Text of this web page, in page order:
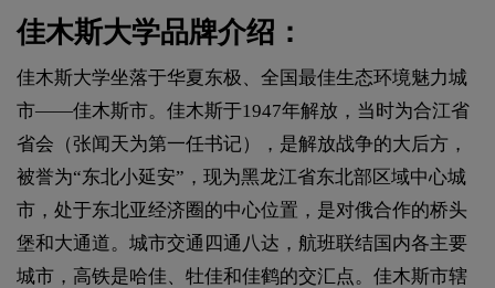
佳木斯大学品牌介绍：
佳木斯大学坐落于华夏东极、全国最佳生态环境魅力城
市——佳木斯市。佳木斯于1947年解放，当时为合江省
省会（张闻天为第一任书记），是解放战争的大后方，
被誉为“东北小延安”，现为黑龙江省东北部区域中心城
市，处于东北亚经济圈的中心位置，是对俄合作的桥头
堡和大通道。城市交通四通八达，航班联结国内各主要
城市，高铁是哈佳、牡佳和佳鹤的交汇点。佳木斯市辖